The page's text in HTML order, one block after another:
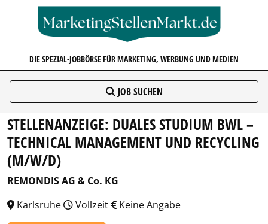
DIE SPEZIAL-JOBBÖRSE FÜR MARKETING, WERBUNG UND MEDIEN
JOB SUCHEN
STELLENANZEIGE: DUALES STUDIUM BWL –
TECHNICAL MANAGEMENT UND RECYCLING
(M/W/D)
REMONDIS AG & Co. KG
Karlsruhe
Vollzeit Keine Angabe